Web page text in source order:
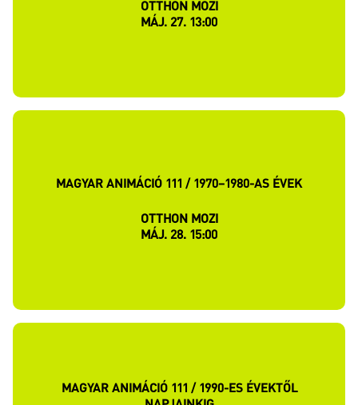
OTTHON MOZI
MÁJ. 27. 13:00
MAGYAR ANIMÁCIÓ 111 / 1970–1980-AS ÉVEK
OTTHON MOZI
MÁJ. 28. 15:00
MAGYAR ANIMÁCIÓ 111 / 1990-ES ÉVEKTŐL